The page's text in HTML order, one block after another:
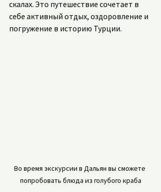
скалах. Это путешествие сочетает в
себе активный отдых, оздоровление и
погружение в историю Турции.
Во время экскурсии в Дальян вы сможете
попробовать блюда из голубого краба